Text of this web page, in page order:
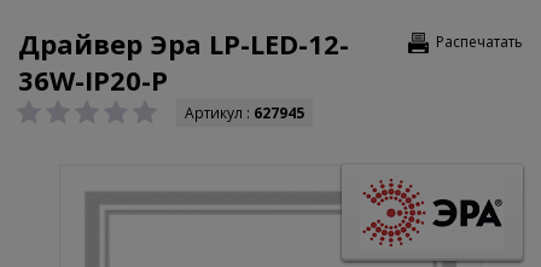
Распечатать
Драйвер Эра LP-LED-12-
36W-IP20-P
Артикул : 627945